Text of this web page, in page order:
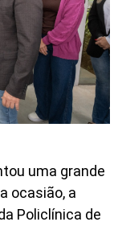
uma grande
ocasião, a
Policlínica de